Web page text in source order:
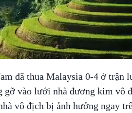
đã thua Malaysia 0-4 ở trận
gỡ vào lưới nhà đương kim vô
vô địch bị ảnh hưởng ngay